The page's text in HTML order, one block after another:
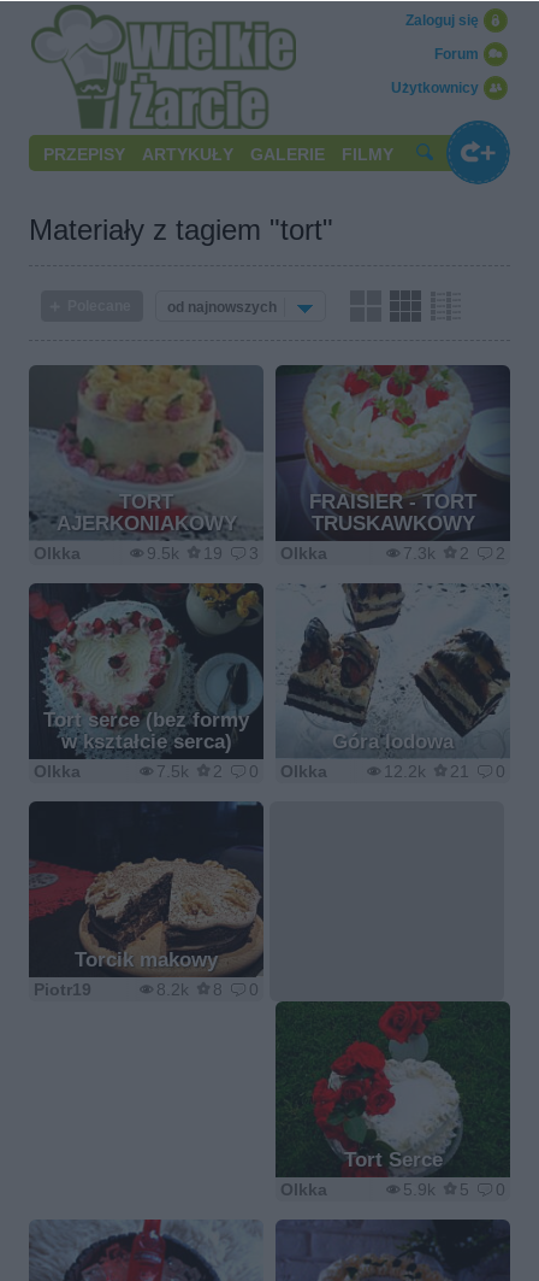
Użytkownicy
Forum
Zaloguj się
PRZEPISY ARTYKUŁY GALERIE FILMY
Materiały z tagiem "tort"
od najnowszych
TORT
AJERKONIAKOWY
9.5k 19 3
Olkka
FRAISIER - TORT
TRUSKAWKOWY
7.3k 2 2
Olkka
Tort serce (bez formy
w kształcie serca)
7.5k 2 0
Olkka
Góra lodowa
12.2k 21 0
Olkka
Torcik makowy
8.2k 8 0
Piotr19
Tort Serce
5.9k 5 0
Olkka